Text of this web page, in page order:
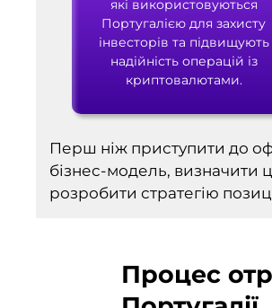
які використовуються
Португалією для захисту
інвесторів та підвищують
надійність операцій із
криптовалютами.
Перш ніж приступити до
бізнес-модель, визначити
розробити стратегію
Процес